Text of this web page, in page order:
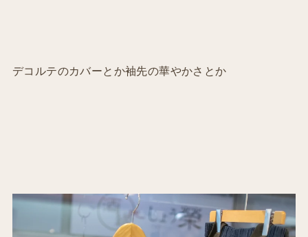
デコルテのカバーとか袖先の華やかさとか